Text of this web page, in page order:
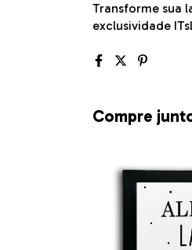
Transforme sua
exclusividade
Compre